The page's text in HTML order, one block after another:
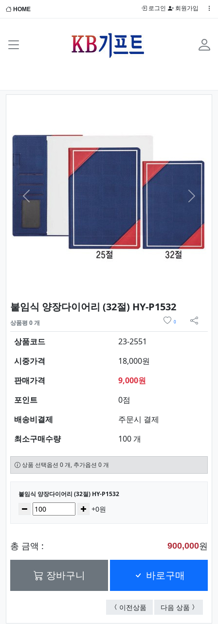
HOME 로그인 회원가입
Previous Next
붙임식 양장다이어리 (32절) HY-P1532요약정보
상품평 0 개 0
sns 공
상품코드
23-2551
시중가격
18,000원
판매가격
9,000원
포인트
0점
배송비결제
주문시 결제
최소구매수량
100 개
상품 선택옵션 0 개, 추가옵션 0 개
선택된 옵션
붙임식 양장다이어리 (32절) HY-P1532
수량감소 증가+0원
총 금액 : 900,000원
장바구니 바로구매
이전상품 붙임식 양장다이어리
다음 상품 붙임식